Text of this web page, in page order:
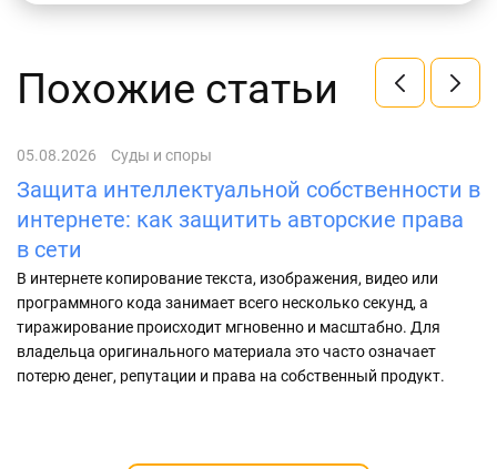
Похожие статьи
05.08.2026 Суды и споры
Защита интеллектуальной собственности в
интернете: как защитить авторские права
в сети
В интернете копирование текста, изображения, видео или
программного кода занимает всего несколько секунд, а
тиражирование происходит мгновенно и масштабно. Для
владельца оригинального материала это часто означает
потерю денег, репутации и права на собственный продукт.